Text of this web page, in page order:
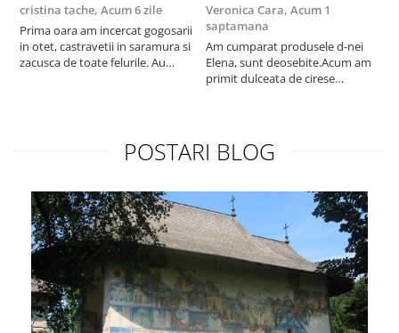
cristina tache, Acum 6 zile
Prima oara am incercat gogosarii
in otet, castravetii in saramura si
zacusca de toate felurile. Au
Veronica Cara, Acum 1
saptamana
Am cumparat produsele d-nei
Elena, sunt deosebite.Acum am
primit dulceata de cirese
POSTARI BLOG